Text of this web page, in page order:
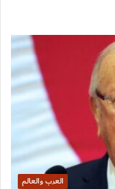
العرب والعالم